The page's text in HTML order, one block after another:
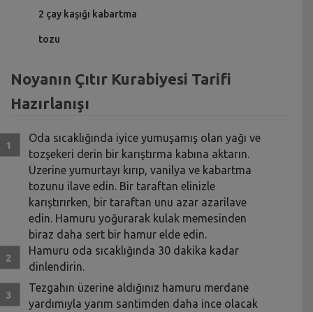
2 çay kaşığı kabartma
tozu
Noyanın Çıtır Kurabiyesi Tarifi
Hazırlanışı
Oda sıcaklığında iyice yumuşamış olan yağı ve
tozşekeri derin bir karıştırma kabına aktarın.
Üzerine yumurtayı kırıp, vanilya ve kabartma
tozunu ilave edin. Bir taraftan elinizle
karıştırırken, bir taraftan unu azar azarilave
edin. Hamuru yoğurarak kulak memesinden
biraz daha sert bir hamur elde edin.
Hamuru oda sıcaklığında 30 dakika kadar
dinlendirin.
Tezgahın üzerine aldığınız hamuru merdane
yardımıyla yarım santimden daha ince olacak